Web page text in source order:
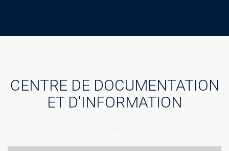
CENTRE DE DOCUMENTATION
ET D'INFORMATION